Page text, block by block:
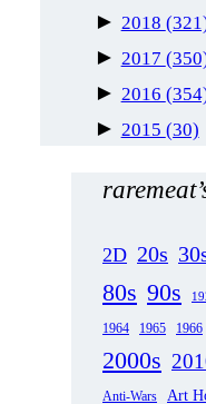
► 2018
► 2017
► 2016
► 2015 (30)
2D 20s
80s 90s
1964 1965 1966
2000s
Anti-Wars Art